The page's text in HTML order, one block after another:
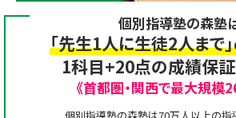
森塾を知る トップ
森塾の想い
入塾について
入塾について トップ
よくあるご質問
個別指導塾の森塾
「先生1人に生徒2人まで」
1科目+20点の成績保証
《首都圏・関西で最大規模